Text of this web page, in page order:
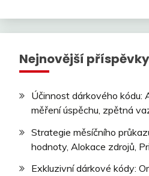
Nejnovější příspěvky
Účinnost dárkového kódu:
měření úspěchu, zpětná
Strategie měsíčního
hodnoty, Alokace zdrojů,
Exkluzivní dárkové kódy: